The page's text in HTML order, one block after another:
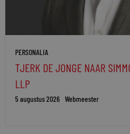
PERSONALIA
TJERK DE JONGE NAAR
LLP
5 augustus 2026 Webmeester